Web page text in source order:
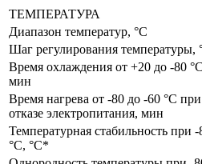
ТЕМПЕРАТУРА
Диапазон температур, °C
Шаг регулирования температуры,
Время охлаждения от +20 до -80
мин
Время нагрева от -80 до -60 °C при
отказе электропитания, мин
Температурная стабильность при -
°C, °C*